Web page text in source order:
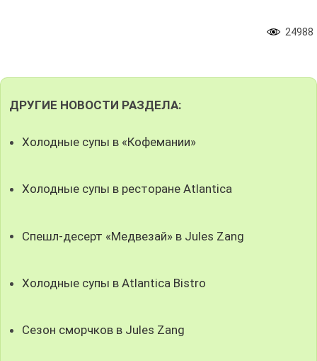
24988
ДРУГИЕ НОВОСТИ РАЗДЕЛА:
Холодные супы в «Кофемании»
Холодные супы в ресторане Atlantica
Спешл-десерт «Медвезай» в Jules Zang
Холодные супы в Atlantica Bistro
Сезон сморчков в Jules Zang